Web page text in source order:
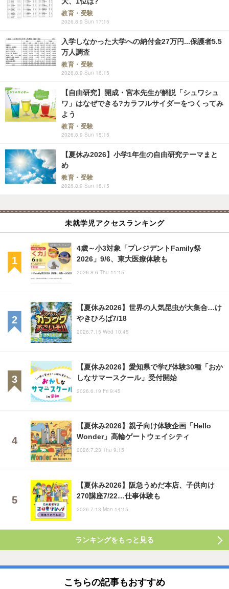
教育・受験
2026.8.9 Sun 17:15
入学しなかった大学への納付金27万円...保護者5.5
万人調査
教育・受験
2026.8.9 Sun 16:15
【自由研究】開成・宮本先生が解説「シュワシュ
ワ」はなぜできる?カラフルサイダーをつくってみ
よう
教育・受験
2026.8.9 Sun 15:15
【夏休み2026】小学1年生の自由研究テーマまと
め
教育・受験
2026.8.9 Sun 18:15
未就学児アクセスランキング
4歳～小3対象「プレジデントFamily祭
2026」9/6、東大医療体験も
2026.8.6 Thu 11:15
【夏休み2026】世界の人気昆虫が大集合…け
やきひろば7/18
2026.7.15 Wed 10:45
【夏休み2026】愛知県で学び体験30種「おか
しなサマースクール」受付開始
2026.6.19 Fri 9:45
【夏休み2026】親子向け体験企画「Hello
Wonder」高輪ゲートウェイシティ
2026.7.23 Thu 9:15
【夏休み2026】阪急うめだ本店、子供向け
270講座7/22…仕事体験も
2026.7.13 Mon 14:15
ランキングをもっと見る
こちらの記事もおすすめ